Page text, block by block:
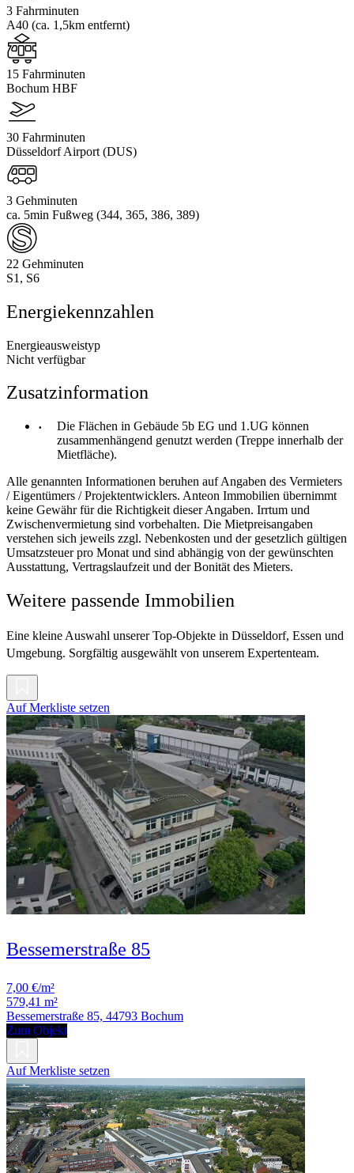
3 Fahrminuten
A40 (ca. 1,5km entfernt)
15 Fahrminuten
Bochum HBF
30 Fahrminuten
Düsseldorf Airport (DUS)
3 Gehminuten
ca. 5min Fußweg (344, 365, 386, 389)
22 Gehminuten
S1, S6
Energiekennzahlen
Energieausweistyp
Nicht verfügbar
Zusatzinformation
Die Flächen in Gebäude 5b EG und 1.UG können
zusammenhängend genutzt werden (Treppe innerhalb der
Mietfläche).
Alle genannten Informationen beruhen auf Angaben des Vermieters
/ Eigentümers / Projektentwicklers. Anteon Immobilien übernimmt
keine Gewähr für die Richtigkeit dieser Angaben. Irrtum und
Zwischenvermietung sind vorbehalten. Die Mietpreisangaben
verstehen sich jeweils zzgl. Nebenkosten und der gesetzlich gültigen
Umsatzsteuer pro Monat und sind abhängig von der gewünschten
Ausstattung, Vertragslaufzeit und der Bonität des Mieters.
Weitere passende Immobilien
Eine kleine Auswahl unserer Top-Objekte in Düsseldorf, Essen und
Umgebung. Sorgfältig ausgewählt von unserem Expertenteam.
Auf Merkliste setzen
Bessemerstraße 85
7,00 €/m²
579,41 m²
Bessemerstraße 85, 44793 Bochum
Zum Objekt
Auf Merkliste setzen